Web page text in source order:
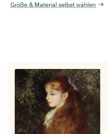
Größe & Material selbst wählen